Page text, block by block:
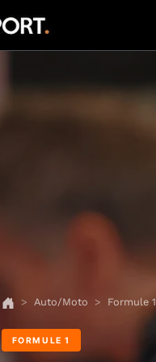
Auto/Moto Formule 1
FORMULE 1